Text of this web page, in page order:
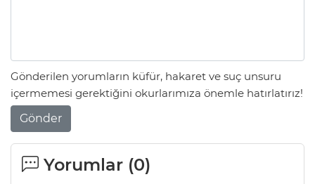
Gönderilen yorumların küfür, hakaret ve suç unsuru
içermemesi gerektiğini okurlarımıza önemle hatırlatırız!
Gönder
Yorumlar (0)